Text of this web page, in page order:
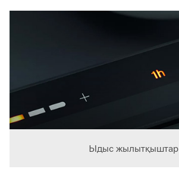
Ыдыс жылытқыштар